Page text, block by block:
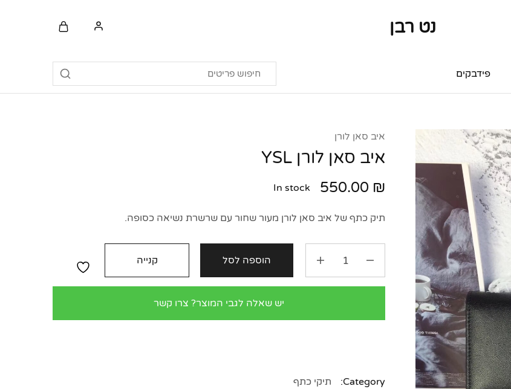
נט רבן
נט
מותגי
פידבקים
איב סאן לורן
איב סאן לורן YSL
550.00 ₪
In stock
תיק כתף של איב סאן לורן מעור שחור עם שרשרת נשיאה כסופה.
הוספה לסל קנייה
יש שאלה לגבי המוצר? צרו קשר
Category:
תיקי כתף